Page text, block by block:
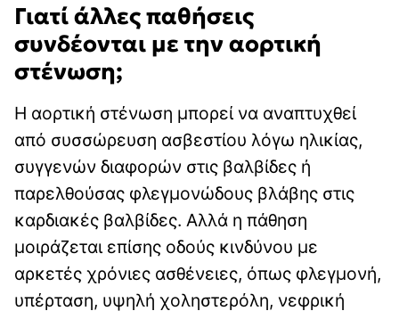
Γιατί άλλες παθήσεις
συνδέονται με την αορτική
στένωση;
Η αορτική στένωση μπορεί να αναπτυχθεί
από συσσώρευση ασβεστίου λόγω ηλικίας,
συγγενών διαφορών στις βαλβίδες ή
παρελθούσας φλεγμονώδους βλάβης στις
καρδιακές βαλβίδες. Αλλά η πάθηση
μοιράζεται επίσης οδούς κινδύνου με
αρκετές χρόνιες ασθένειες, όπως φλεγμονή,
υπέρταση, υψηλή χοληστερόλη, νεφρική